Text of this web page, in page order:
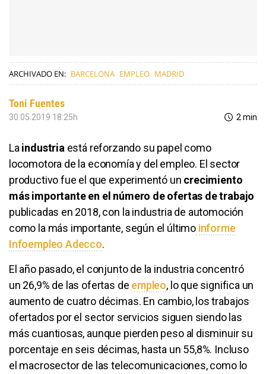
ARCHIVADO EN: BARCELONA EMPLEO MADRID
Toni Fuentes
30.05.2019 18:25h 2 min
La industria está reforzando su papel como
locomotora de la economía y del empleo. El sector
productivo fue el que experimentó un crecimiento
más importante en el número de ofertas de trabajo
publicadas en 2018, con la industria de automoción
como la más importante, según el últimoinforme
Infoempleo Adecco.
El año pasado, el conjunto de la industria concentró
un 26,9% de las ofertas de empleo, lo que significa un
aumento de cuatro décimas. En cambio, los trabajos
ofertados por el sector servicios siguen siendo las
más cuantiosas, aunque pierden peso al disminuir su
porcentaje en seis décimas, hasta un 55,8%. Incluso
el macrosector de las telecomunicaciones, como lo